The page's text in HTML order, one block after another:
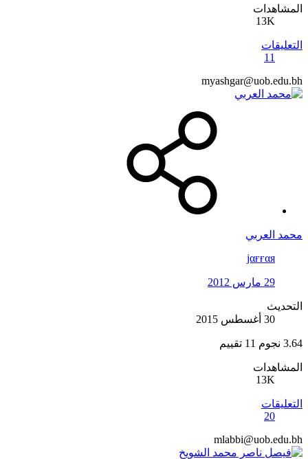
المشاهدات
13K
التعليقات
11
myashgar@uob.edu.bh
محمد العربي
jαғғαя
29 مارس 2012
التحديث
30 أغسطس 2015
3.64 نجوم 11 تقييم
المشاهدات
13K
التعليقات
20
mlabbi@uob.edu.bh